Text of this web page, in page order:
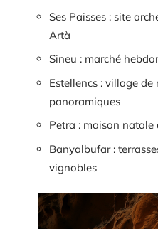
Ses Paisses : site
Artà
Sineu : marché
Estellencs : village
panoramiques
Petra : maison natale
Banyalbufar :
vignobles